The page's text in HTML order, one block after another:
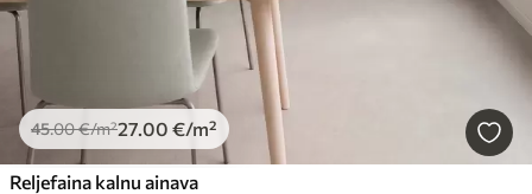
45.00€/m²27 .00 €/m²
Reljefaina kalnu ainava